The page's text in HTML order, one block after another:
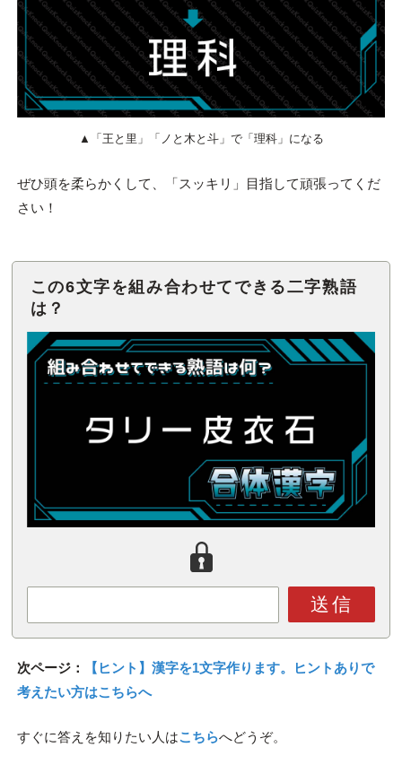
▲「王と里」「ノと木と斗」で「理科」になる
ぜひ頭を柔らかくして、「スッキリ」目指して頑張ってくだ
さい！
この6文字を組み合わせてできる二字熟語
は？
送信
次ページ：
【ヒント】漢字を1文字作ります。ヒントありで
考えたい方はこちらへ
すぐに答えを知りたい人はこちらへどうぞ。